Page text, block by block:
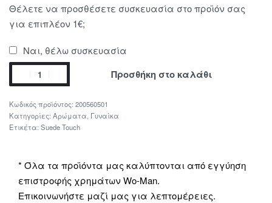
Θέλετε να προσθέσετε συσκευασία στο προϊόν σας
για επιπλέον 1€;
Ναι, θέλω συσκευασία
Προσθήκη στο καλάθι
200560501
Κατηγορίες: Αρώματα, Γυναίκα
Ετικέτα: Suede Touch
* Όλα τα προϊόντα μας καλύπτονται από εγγύηση
επιστροφής χρημάτων Wo-Man.
Επικοινωνήστε μαζί μας για λεπτομέρειες.